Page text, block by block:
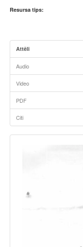
Resursa tips:
Attēli
Audio
Video
PDF
Citi